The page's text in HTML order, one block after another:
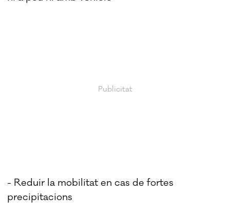
- Reduir la mobilitat en cas de fortes
precipitacions